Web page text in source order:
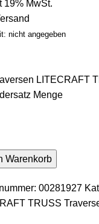
19% MwSt.
nicht angegeben
LITECRAFT
Menge
Warenkorb
00281927
TRUSS